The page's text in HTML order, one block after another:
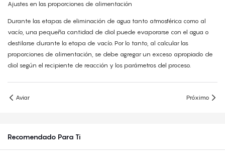
Ajustes en las proporciones de alimentación
Durante las etapas de eliminación de agua tanto atmosférica como al
vacío, una pequeña cantidad de diol puede evaporarse con el agua o
destilarse durante la etapa de vacío. Por lo tanto, al calcular las
proporciones de alimentación, se debe agregar un exceso apropiado de
diol según el recipiente de reacción y los parámetros del proceso.
Aviar Próximo
Recomendado Para Ti